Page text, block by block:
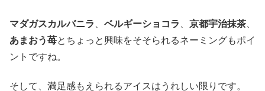
マダガスカルバニラ ベルギーショコラ 京都宇治抹茶
あまおう苺とちょっと興味をそそられるネーミングもポイ
ントですね。
そして、満足感もえられるアイスはうれしい限りです。